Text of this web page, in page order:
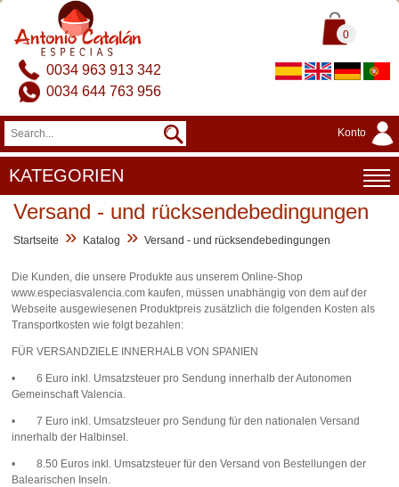
0
0034 963 913 342
0034 644 763 956
Konto
KATEGORIEN
Versand - und rücksendebedingungen
Startseite » Katalog » Versand - und rücksendebedingungen
Die Kunden, die unsere Produkte aus unserem Online-Shop
www.especiasvalencia.com kaufen, müssen unabhängig von dem auf der
Webseite ausgewiesenen Produktpreis zusätzlich die folgenden Kosten als
Transportkosten wie folgt bezahlen:
FÜR VERSANDZIELE INNERHALB VON SPANIEN
• 6 Euro inkl. Umsatzsteuer pro Sendung innerhalb der Autonomen
Gemeinschaft Valencia.
• 7 Euro inkl. Umsatzsteuer pro Sendung für den nationalen Versand
innerhalb der Halbinsel.
• 8.50 Euros inkl. Umsatzsteuer für den Versand von Bestellungen der
Balearischen Inseln.